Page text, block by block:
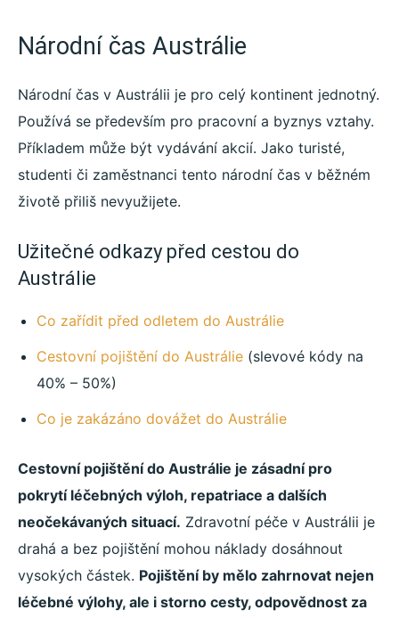
Národní čas Austrálie
Národní čas v Austrálii je pro celý kontinent jednotný.
Používá se především pro pracovní a byznys vztahy.
Příkladem může být vydávání akcií. Jako turisté,
studenti či zaměstnanci tento národní čas v běžném
životě přiliš nevyužijete.
Užitečné odkazy před cestou do
Austrálie
Co zařídit před odletem do Austrálie
Cestovní pojištění do Austrálie (slevové kódy na
40% – 50%)
Co je zakázáno dovážet do Austrálie
Cestovní pojištění do Austrálie je zásadní pro
pokrytí léčebných výloh, repatriace a dalších
neočekávaných situací. Zdravotní péče v Austrálii je
drahá a bez pojištění mohou náklady dosáhnout
vysokých částek. Pojištění by mělo zahrnovat nejen
léčebné výlohy, ale i storno cesty, odpovědnost za